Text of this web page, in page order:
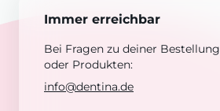
Immer erreichbar
Bei Fragen zu deiner Bestellung
oder Produkten:
info@dentina.de